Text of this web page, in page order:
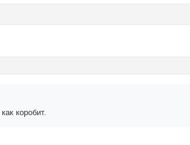
коробит.